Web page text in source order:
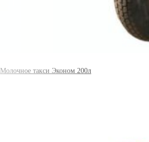
Молочное такси Эконом 200л